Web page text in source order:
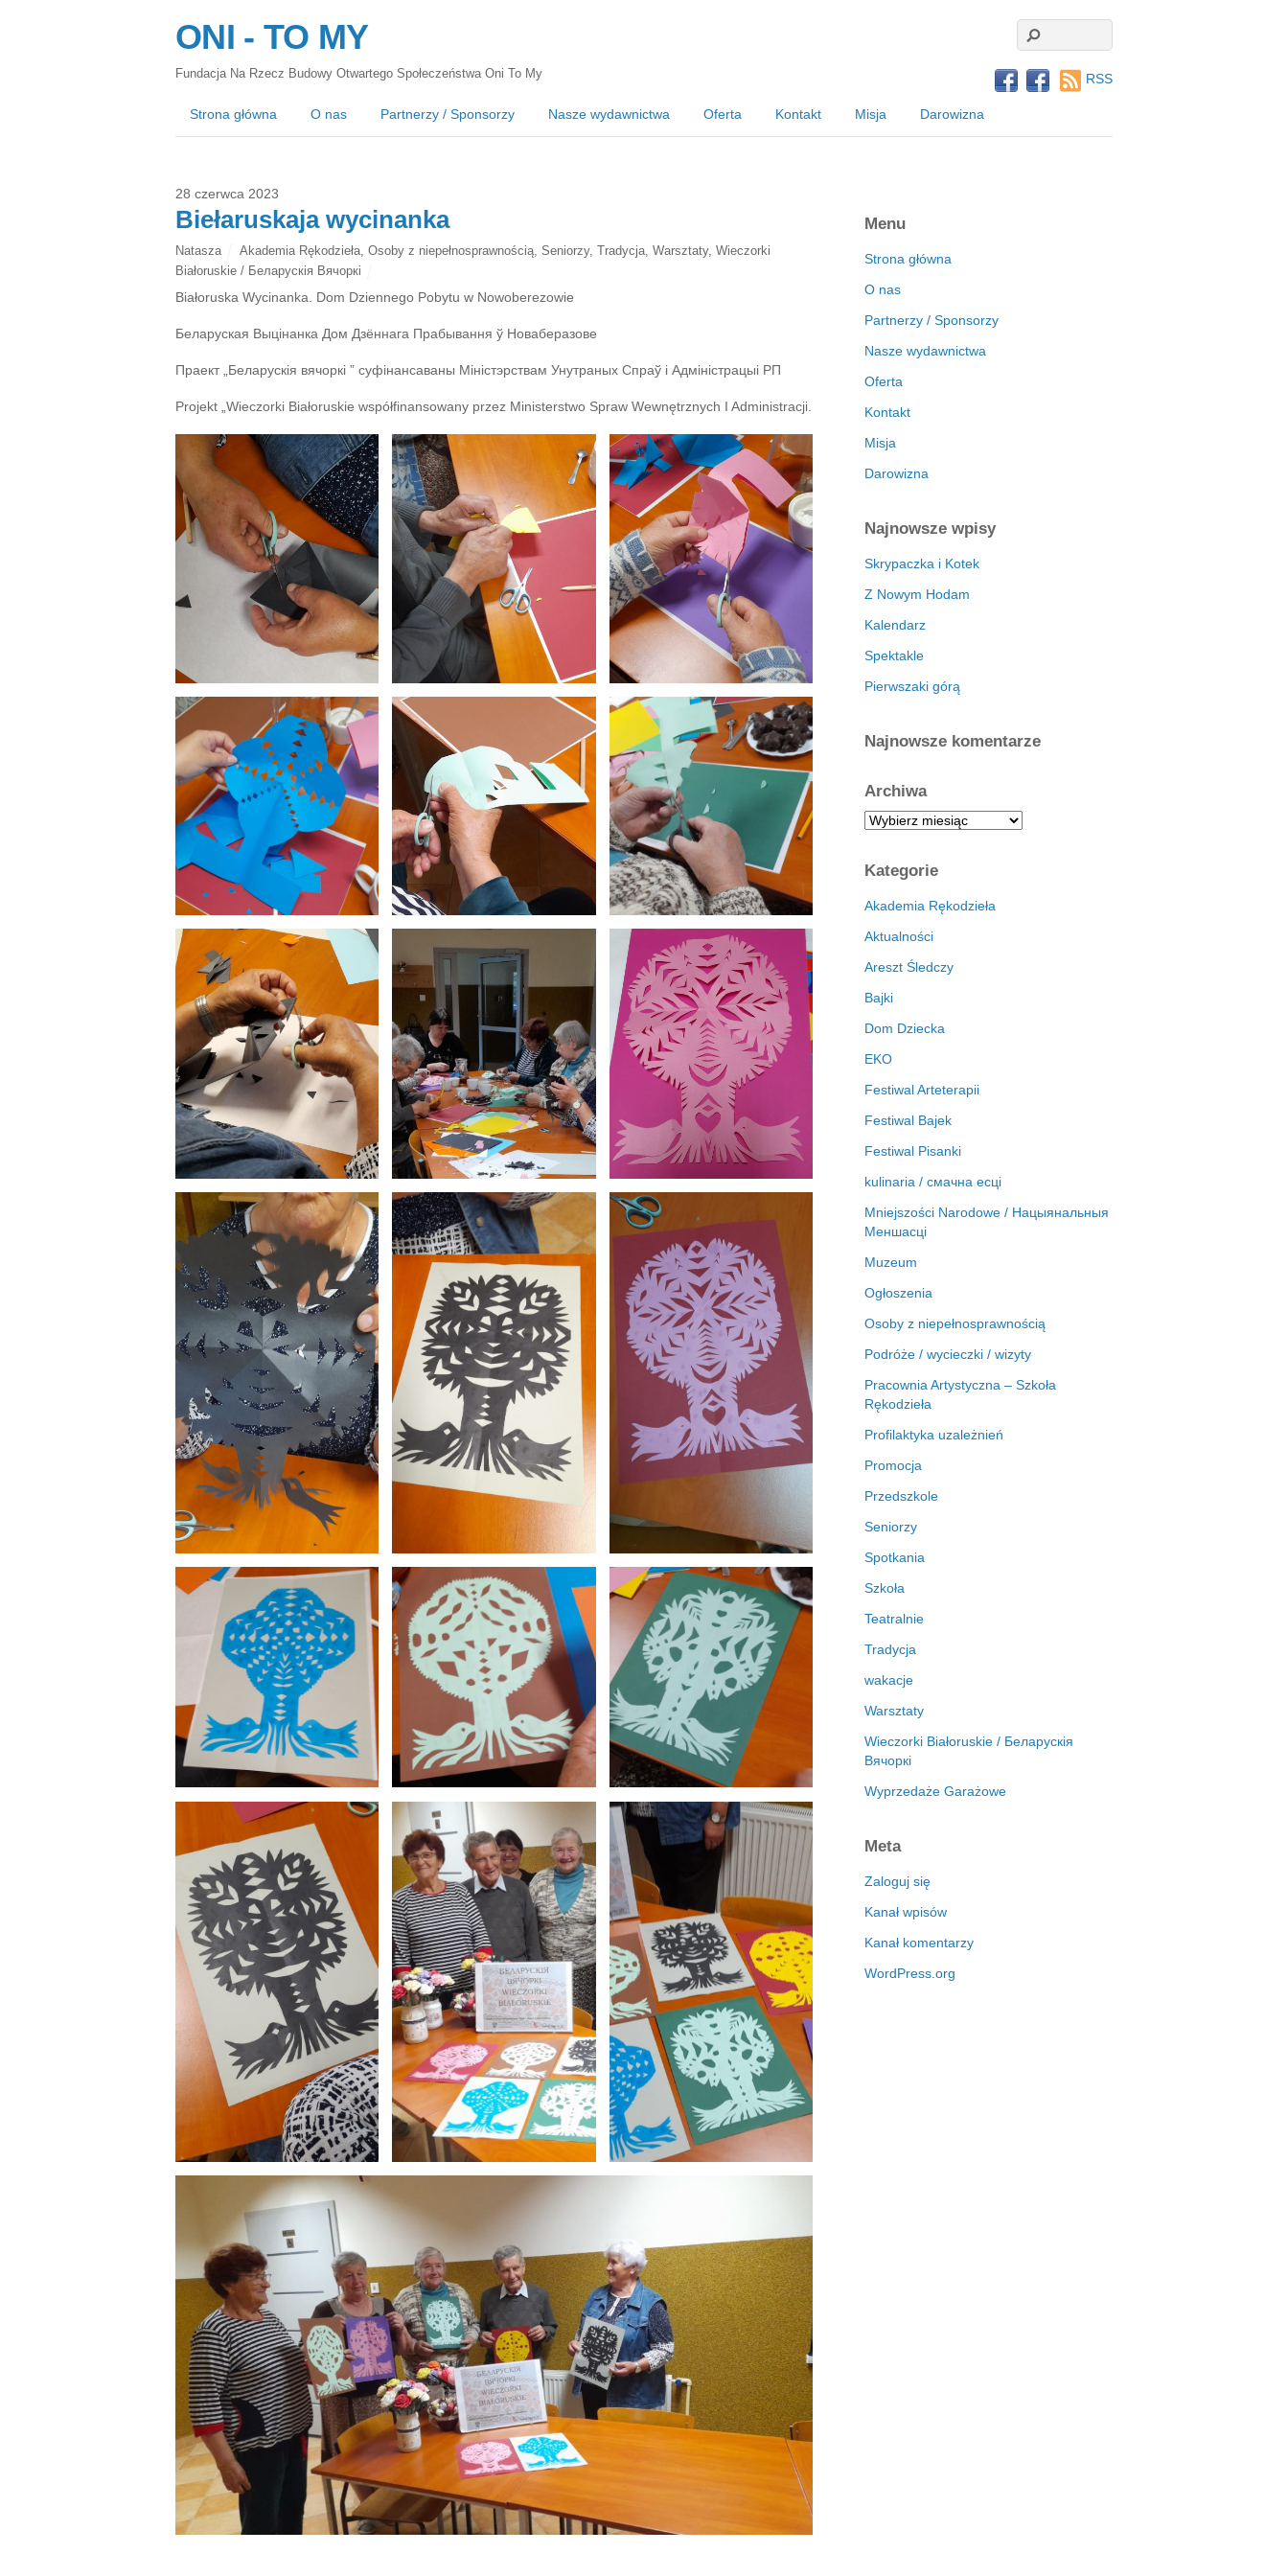
ONI - TO MY
Fundacja Na Rzecz Budowy Otwartego Społeczeństwa Oni To My
Strona główna O nas Partnerzy / Sponsorzy Nasze wydawnictwa Oferta Kontakt Misja Darowizna
RSS
28 czerwca 2023
Biełaruskaja wycinanka
Natasza Akademia Rękodzieła, Osoby z niepełnosprawnością, Seniorzy, Tradycja, Warsztaty, Wieczorki
Białoruskie / Беларускія Вячоркі
Białoruska Wycinanka. Dom Dziennego Pobytu w Nowoberezowie
Беларуская Выцінанка Дом Дзённага Прабывання ў Новаберазове
Праект „Беларускія вячоркі ” суфінансаваны Міністэрствам Унутраных Спраў і Адміністрацыі РП
Projekt „Wieczorki Białoruskie współfinansowany przez Ministerstwo Spraw Wewnętrznych I Administracji.
Menu
Strona główna
O nas
Partnerzy / Sponsorzy
Nasze wydawnictwa
Oferta
Kontakt
Misja
Darowizna
Najnowsze wpisy
Skrypaczka i Kotek
Z Nowym Hodam
Kalendarz
Spektakle
Pierwszaki górą
Najnowsze komentarze
Archiwa
A
h
i
a
Kategorie
Akademia Rękodzieła
Aktualności
Areszt Śledczy
Bajki
Dom Dziecka
EKO
Festiwal Arteterapii
Festiwal Bajek
Festiwal Pisanki
kulinaria / смачна есці
Mniejszości Narodowe / Нацыянальныя
Меншасці
Muzeum
Ogłoszenia
Osoby z niepełnosprawnością
Podróże / wycieczki / wizyty
Pracownia Artystyczna – Szkoła
Rękodzieła
Profilaktyka uzależnień
Promocja
Przedszkole
Seniorzy
Spotkania
Szkoła
Teatralnie
Tradycja
wakacje
Warsztaty
Wieczorki Białoruskie / Беларускія
Вячоркі
Wyprzedaże Garażowe
Meta
Zaloguj się
Kanał wpisów
Kanał komentarzy
WordPress.org